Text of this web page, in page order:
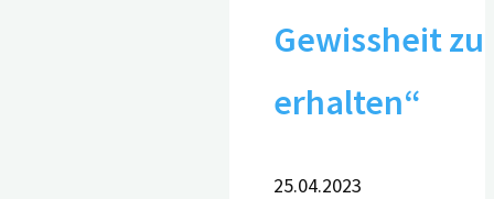
Gewissheit zu
erhalten“
25.04.2023